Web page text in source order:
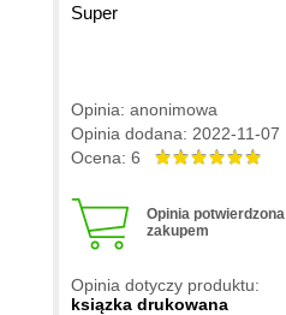
Super
Opinia: anonimowa
Opinia dodana: 2022-11-07
Ocena: 6
Opinia potwierdzona
zakupem
Opinia dotyczy produktu:
ksiązka drukowana